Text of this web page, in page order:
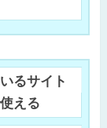
るサイト
える